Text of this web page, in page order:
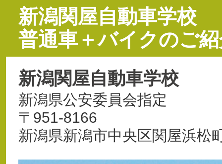
新潟関屋自動車学校
普通車＋バイクのご
新潟関屋自動車学校
新潟県公安委員会指定
〒951-8166
新潟県新潟市中央区関屋浜松